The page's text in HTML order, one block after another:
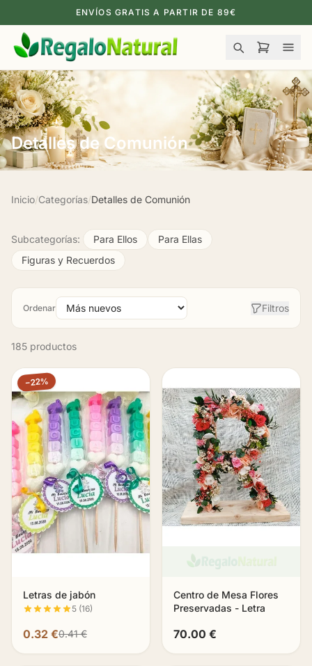
ENVÍOS GRATIS A PARTIR DE 89€
Detalles de Comunión
Inicio/Categorías/Detalles de Comunión
Subcategorías: Para Ellos
Para Ellas
Figuras y Recuerdos
Ordenar Filtros
185 productos
−22%
Letras de jabón
5 (16)
0.32 €0.41 €
Centro de Mesa Flores
Preservadas - Letra
70.00 €